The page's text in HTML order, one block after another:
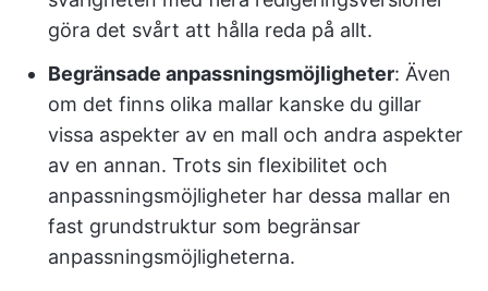
göra det svårt att hålla reda på allt.
Begränsade anpassningsmöjligheter: Även
om det finns olika mallar kanske du gillar
vissa aspekter av en mall och andra aspekter
av en annan. Trots sin flexibilitet och
anpassningsmöjligheter har dessa mallar en
fast grundstruktur som begränsar
anpassningsmöjligheterna.